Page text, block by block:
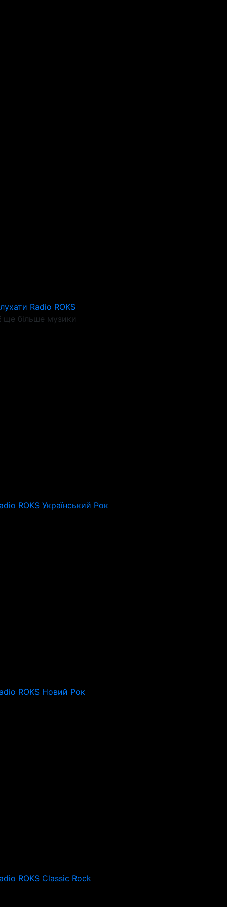
Radio ROKS
ще більше музики
ROKS Український Рок
ROKS Новий Рок
ROKS Classic Rock